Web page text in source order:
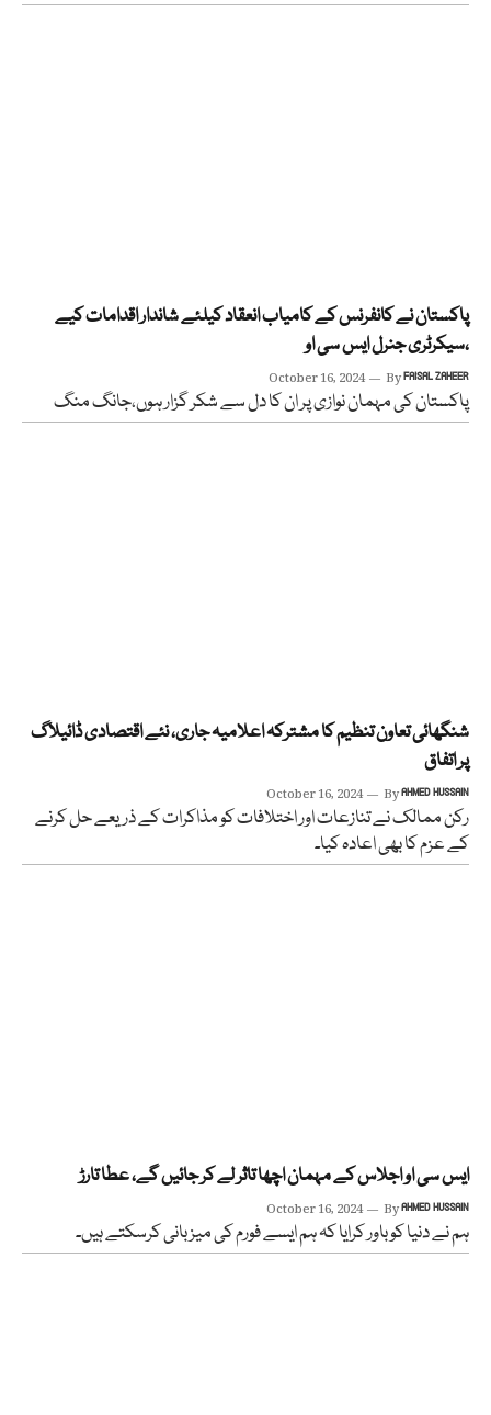
پاکستان نے کانفرنس کے کامیاب انعقاد کیلئے شاندار اقدامات کیے
،سیکرٹری جنرل ایس سی او
October 16, 2024 ByFAISAL ZAHEER
پاکستان کی مہمان نوازی پر ان کا دل سے شکر گزار ہوں،جانگ منگ
شنگھائی تعاون تنظیم کا مشترکہ اعلامیہ جاری، نئے اقتصادی ڈائیلاگ
پر اتفاق
October 16, 2024 ByAHMED HUSSAIN
رکن ممالک نے تنازعات اور اختلافات کو مذاکرات کے ذریعے حل کرنے
کے عزم کا بھی اعادہ کیا۔
ایس سی او اجلاس کے مہمان اچھا تاثر لے کر جائیں گے، عطا تارڑ
October 16, 2024 ByAHMED HUSSAIN
ہم نے دنیا کو باور کرایا کہ ہم ایسے فورم کی میزبانی کرسکتے ہیں۔